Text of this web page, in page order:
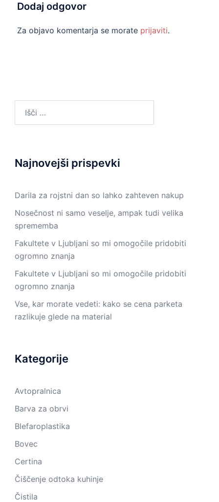
Dodaj odgovor
Za objavo komentarja se morate prijaviti.
Najnovejši prispevki
Darila za rojstni dan so lahko zahteven nakup
Nosečnost ni samo veselje, ampak tudi velika
sprememba
Fakultete v Ljubljani so mi omogočile pridobiti
ogromno znanja
Fakultete v Ljubljani so mi omogočile pridobiti
ogromno znanja
Vse, kar morate vedeti: kako se cena parketa
razlikuje glede na material
Kategorije
Avtopralnica
Barva za obrvi
Blefaroplastika
Bovec
Certina
Čiščenje odtoka kuhinje
Čistila